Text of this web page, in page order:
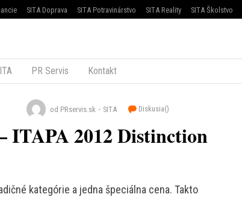
SITA Doprava SITA Potravinárstvo SITA Reality SITA Školstvo
PR Servis Kontakt
od PRservis.sk SITA Diskusia()
ITAPA 2012 Distinction
kategórie a jedna špeciálna cena. Takto